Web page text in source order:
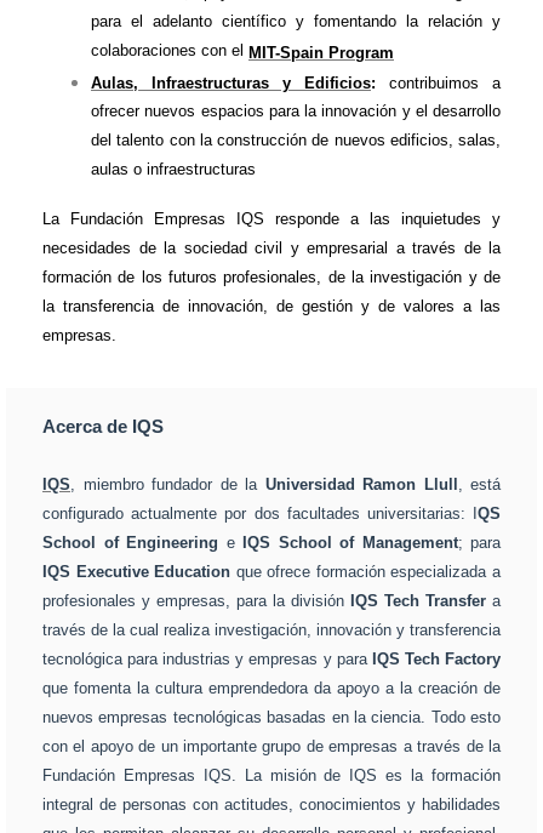
para el adelanto científico y fomentando la relación y
colaboraciones con el MIT-Spain Program
Aulas, Infraestructuras y Edificios: contribuimos a
ofrecer nuevos espacios para la innovación y el desarrollo
del talento con la construcción de nuevos edificios, salas,
aulas o infraestructuras
La Fundación Empresas IQS responde a las inquietudes y
necesidades de la sociedad civil y empresarial a través de la
formación de los futuros profesionales, de la investigación y de
la transferencia de innovación, de gestión y de valores a las
empresas.
Acerca de IQS
IQS, miembro fundador de la Universidad Ramon Llull , está
configurado actualmente por dos facultades universitarias: I QS
School of Engineering e IQS School of Management; para
IQS Executive Education que ofrece formación especializada a
profesionales y empresas, para la división IQS Tech Transfer a
través de la cual realiza investigación, innovación y transferencia
tecnológica para industrias y empresas y para IQS Tech Factory
que fomenta la cultura emprendedora da apoyo a la creación de
nuevos empresas tecnológicas basadas en la ciencia. Todo esto
con el apoyo de un importante grupo de empresas a través de la
Fundación Empresas IQS. La misión de IQS es la formación
integral de personas con actitudes, conocimientos y habilidades